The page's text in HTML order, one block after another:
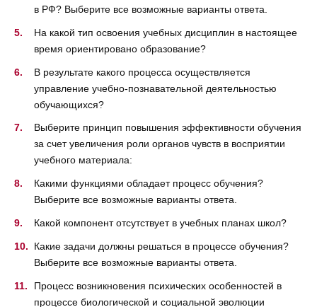
в РФ? Выберите все возможные варианты ответа.
На какой тип освоения учебных дисциплин в настоящее
время ориентировано образование?
В результате какого процесса осуществляется
управление учебно-познавательной деятельностью
обучающихся?
Выберите принцип повышения эффективности обучения
за счет увеличения роли органов чувств в восприятии
учебного материала:
Какими функциями обладает процесс обучения?
Выберите все возможные варианты ответа.
Какой компонент отсутствует в учебных планах школ?
Какие задачи должны решаться в процессе обучения?
Выберите все возможные варианты ответа.
Процесс возникновения психических особенностей в
процессе биологической и социальной эволюции